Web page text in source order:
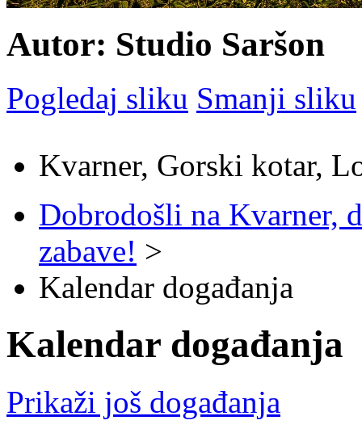
Autor: Studio Saršon
Pogledaj sliku Smanji sliku
Kvarner, Gorski kotar,
Dobrodošli na Kvarner,
zabave! >
Kalendar događanja
Kalendar događanja
Prikaži još događanja